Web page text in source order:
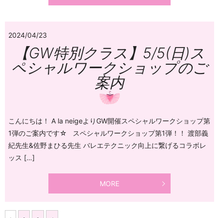
2024/04/23
【GW特別クラス】5/5(日)ス
ペシャルワークショップのご
案内
こんにちは！ A la neigeよりGW開催スペシャルワークショップ第
1弾のご案内です☆ スペシャルワークショップ第1弾！！ 渡部義
紀先生&佐野まひる先生 バレエテクニック向上に繋げるコラボレ
ッス […]
MORE